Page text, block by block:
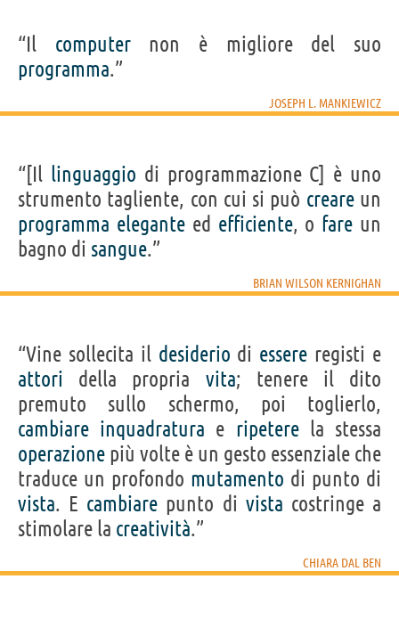
“Il computernon è migliore del suo
programma.”
JOSEPH L. MANKIEWICZ
“[Il linguaggio di programmazione C] è uno
strumento tagliente, con cui si può creareun
programma eleganteed efficiente, o fare un
bagno di sangue.”
BRIAN WILSON KERNIGHAN
“Vine sollecita il desiderio di essere registi e
attori della propria vita; tenere il dito
premuto sullo schermo, poi toglierlo,
cambiare inquadratura e ripeterela stessa
operazione più volte è un gesto essenziale che
traduce un profondo mutamento di punto di
vista. E cambiare punto di vista costringe a
stimolare la creatività.”
CHIARA DAL BEN